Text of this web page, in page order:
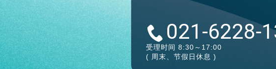
021-6228-
受理时间 8:30～17:00
( 周末、节假日休息 )